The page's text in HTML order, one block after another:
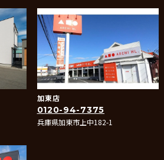
加東店
0120-94-7375
兵庫県加東市上中182-1